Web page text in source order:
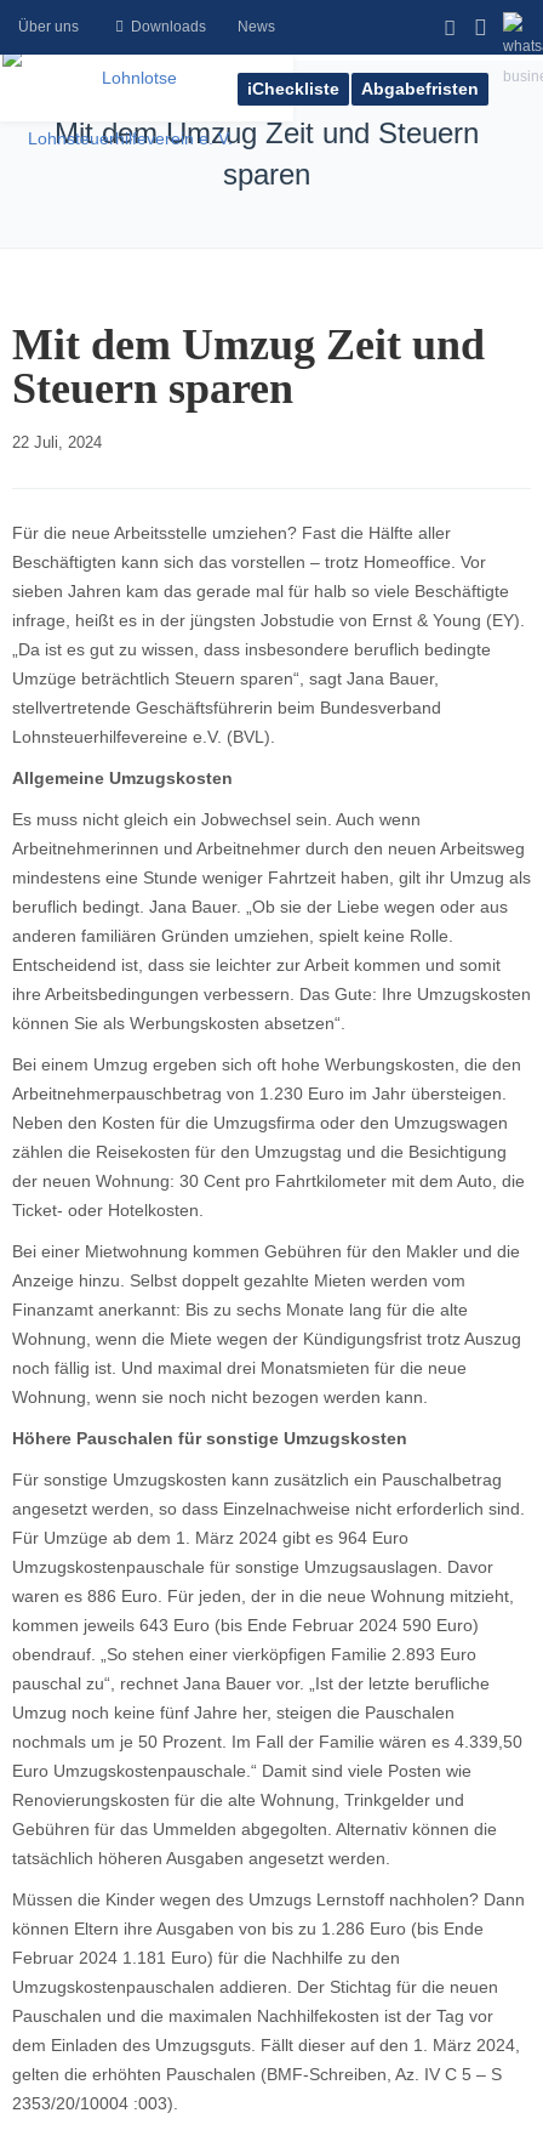
Abgabefristen
iCheckliste
Über uns Downloads News
Mit dem Umzug Zeit und Steuern
sparen
Mit dem Umzug Zeit und
Steuern sparen
22 Juli, 2024
Für die neue Arbeitsstelle umziehen? Fast die Hälfte aller
Beschäftigten kann sich das vorstellen – trotz Homeoffice. Vor
sieben Jahren kam das gerade mal für halb so viele Beschäftigte
infrage, heißt es in der jüngsten Jobstudie von Ernst & Young (EY).
„Da ist es gut zu wissen, dass insbesondere beruflich bedingte
Umzüge beträchtlich Steuern sparen“, sagt Jana Bauer,
stellvertretende Geschäftsführerin beim Bundesverband
Lohnsteuerhilfevereine e.V. (BVL).
Allgemeine Umzugskosten
Es muss nicht gleich ein Jobwechsel sein. Auch wenn
Arbeitnehmerinnen und Arbeitnehmer durch den neuen Arbeitsweg
mindestens eine Stunde weniger Fahrtzeit haben, gilt ihr Umzug als
beruflich bedingt. Jana Bauer. „Ob sie der Liebe wegen oder aus
anderen familiären Gründen umziehen, spielt keine Rolle.
Entscheidend ist, dass sie leichter zur Arbeit kommen und somit
ihre Arbeitsbedingungen verbessern. Das Gute: Ihre Umzugskosten
können Sie als Werbungskosten absetzen“.
Bei einem Umzug ergeben sich oft hohe Werbungskosten, die den
Arbeitnehmerpauschbetrag von 1.230 Euro im Jahr übersteigen.
Neben den Kosten für die Umzugsfirma oder den Umzugswagen
zählen die Reisekosten für den Umzugstag und die Besichtigung
der neuen Wohnung: 30 Cent pro Fahrtkilometer mit dem Auto, die
Ticket- oder Hotelkosten.
Bei einer Mietwohnung kommen Gebühren für den Makler und die
Anzeige hinzu. Selbst doppelt gezahlte Mieten werden vom
Finanzamt anerkannt: Bis zu sechs Monate lang für die alte
Wohnung, wenn die Miete wegen der Kündigungsfrist trotz Auszug
noch fällig ist. Und maximal drei Monatsmieten für die neue
Wohnung, wenn sie noch nicht bezogen werden kann.
Höhere Pauschalen für sonstige Umzugskosten
Für sonstige Umzugskosten kann zusätzlich ein Pauschalbetrag
angesetzt werden, so dass Einzelnachweise nicht erforderlich sind.
Für Umzüge ab dem 1. März 2024 gibt es 964 Euro
Umzugskostenpauschale für sonstige Umzugsauslagen. Davor
waren es 886 Euro. Für jeden, der in die neue Wohnung mitzieht,
kommen jeweils 643 Euro (bis Ende Februar 2024 590 Euro)
obendrauf. „So stehen einer vierköpfigen Familie 2.893 Euro
pauschal zu“, rechnet Jana Bauer vor. „Ist der letzte berufliche
Umzug noch keine fünf Jahre her, steigen die Pauschalen
nochmals um je 50 Prozent. Im Fall der Familie wären es 4.339,50
Euro Umzugskostenpauschale.“ Damit sind viele Posten wie
Renovierungskosten für die alte Wohnung, Trinkgelder und
Gebühren für das Ummelden abgegolten. Alternativ können die
tatsächlich höheren Ausgaben angesetzt werden.
Müssen die Kinder wegen des Umzugs Lernstoff nachholen? Dann
können Eltern ihre Ausgaben von bis zu 1.286 Euro (bis Ende
Februar 2024 1.181 Euro) für die Nachhilfe zu den
Umzugskostenpauschalen addieren. Der Stichtag für die neuen
Pauschalen und die maximalen Nachhilfekosten ist der Tag vor
dem Einladen des Umzugsguts. Fällt dieser auf den 1. März 2024,
gelten die erhöhten Pauschalen (BMF-Schreiben, Az. IV C 5 – S
2353/20/10004 :003).